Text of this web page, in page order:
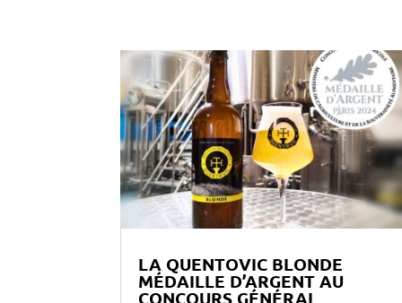
LA QUENTOVIC BLONDE
MÉDAILLE D’ARGENT AU
CONCOURS GÉNÉRAL